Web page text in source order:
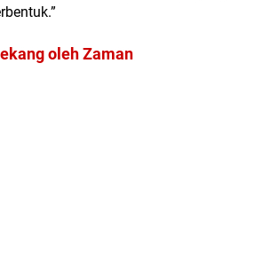
oleh Zaman